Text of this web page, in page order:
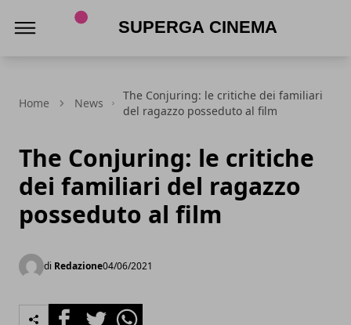
Home News
The Conjuring: le critiche dei familiari
del ragazzo posseduto al film
The Conjuring: le critiche
dei familiari del ragazzo
posseduto al film
di Redazione04/06/2021
FacebookTwitterWhatsapp